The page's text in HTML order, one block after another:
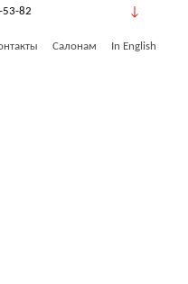
53-82
Салонам In English